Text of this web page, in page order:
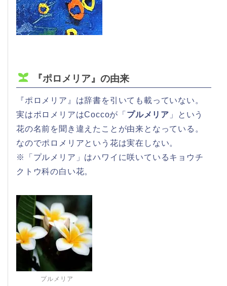
『ポロメリア』の由来
『ポロメリア』は辞書を引いても載っていない。
実はポロメリアはCoccoが「 プルメリア 」という
花の名前を聞き違えたことが由来となっている。
なのでポロメリアという花は実在しない。
※「プルメリア」はハワイに咲いているキョウチ
クトウ科の白い花。
プルメリア